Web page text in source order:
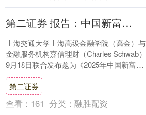
第二证券 报告：中国新富人群将现金类资产份额向金融投资转移
上海交通大学上海高级金融学院（高金）与
金融服务机构嘉信理财（Charles Schwab）
9月18日联合发布题为《2025年中国新富人
群财富健康指数》的报告。该....
第二证券
查看： 161 分类： 融胜配资